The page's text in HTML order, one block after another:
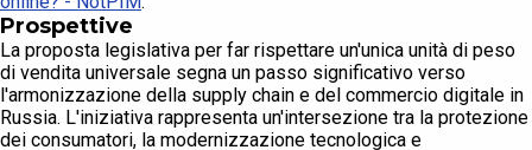
Prospettive
La proposta legislativa per far rispettare un'unica unità di peso
di vendita universale segna un passo significativo verso
l'armonizzazione della supply chain e del commercio digitale in
Russia. L'iniziativa rappresenta un'intersezione tra la protezione
dei consumatori, la modernizzazione tecnologica e